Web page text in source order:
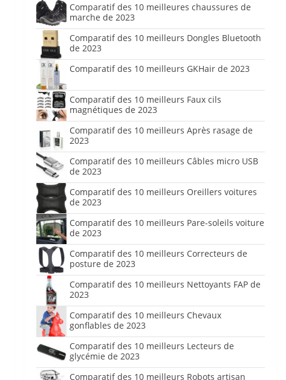
Comparatif des 10 meilleures chaussures de
marche de 2023
Comparatif des 10 meilleurs Dongles Bluetooth
de 2023
Comparatif des 10 meilleurs GKHair de 2023
Comparatif des 10 meilleurs Faux cils
magnétiques de 2023
Comparatif des 10 meilleurs Après rasage de
2023
Comparatif des 10 meilleurs Câbles micro USB
de 2023
Comparatif des 10 meilleurs Oreillers voitures
de 2023
Comparatif des 10 meilleurs Pare-soleils voiture
de 2023
Comparatif des 10 meilleurs Correcteurs de
posture de 2023
Comparatif des 10 meilleurs Nettoyants FAP de
2023
Comparatif des 10 meilleurs Chevaux
gonflables de 2023
Comparatif des 10 meilleurs Lecteurs de
glycémie de 2023
Comparatif des 10 meilleurs Robots artisan